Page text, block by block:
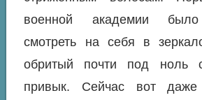
военной академии
смотреть на себя в
обритый почти под ноль
привык. Сейчас вот